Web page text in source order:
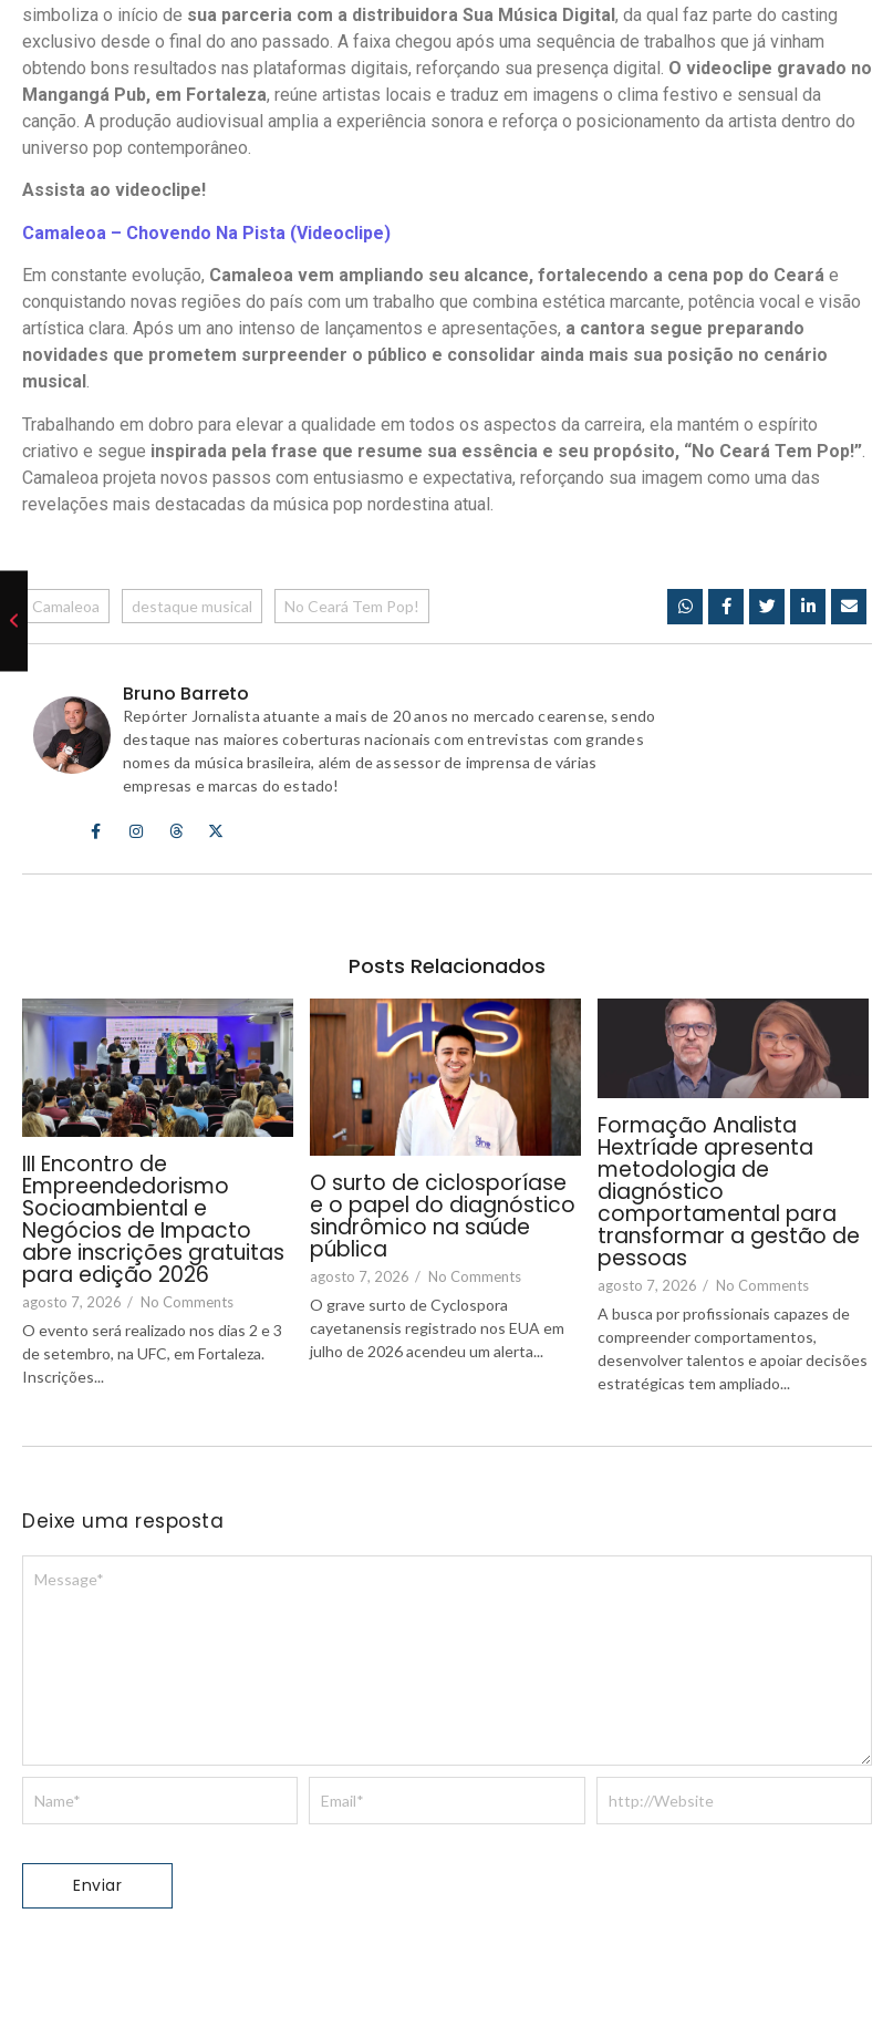
simboliza o início de sua parceria com a distribuidora Sua Música Digital, da qual faz parte do casting
exclusivo desde o final do ano passado. A faixa chegou após uma sequência de trabalhos que já vinham
obtendo bons resultados nas plataformas digitais, reforçando sua presença digital. O videoclipe gravado no
Mangangá Pub, em Fortaleza, reúne artistas locais e traduz em imagens o clima festivo e sensual da
canção. A produção audiovisual amplia a experiência sonora e reforça o posicionamento da artista dentro do
universo pop contemporâneo.
Assista ao videoclipe!
Camaleoa – Chovendo Na Pista (Videoclipe)
Em constante evolução, Camaleoa vem ampliando seu alcance, fortalecendo a cena pop do Ceará e
conquistando novas regiões do país com um trabalho que combina estética marcante, potência vocal e visão
artística clara. Após um ano intenso de lançamentos e apresentações, a cantora segue preparando
novidades que prometem surpreender o público e consolidar ainda mais sua posição no cenário
musical .
Trabalhando em dobro para elevar a qualidade em todos os aspectos da carreira, ela mantém o espírito
criativo e segue inspirada pela frase que resume sua essência e seu propósito, “No Ceará Tem Pop!”
Camaleoa projeta novos passos com entusiasmo e expectativa, reforçando sua imagem como uma das
revelações mais destacadas da música pop nordestina atual.
Camaleoa destaque musical No Ceará Tem Pop!
Bruno Barreto
Repórter Jornalista atuante a mais de 20 anos no mercado cearense, sendo
destaque nas maiores coberturas nacionais com entrevistas com grandes
nomes da música brasileira, além de assessor de imprensa de várias
empresas e marcas do estado!
Posts Relacionados
III Encontro de
Empreendedorismo
Socioambiental e
Negócios de Impacto
abre inscrições gratuitas
para edição 2026
agosto 7, 2026 / No Comments
O evento será realizado nos dias 2 e 3
de setembro, na UFC, em Fortaleza.
Inscrições...
O surto de ciclosporíase
e o papel do diagnóstico
sindrômico na saúde
pública
agosto 7, 2026 / No Comments
O grave surto de Cyclospora
cayetanensis registrado nos EUA em
julho de 2026 acendeu um alerta...
Formação Analista
Hextríade apresenta
metodologia de
diagnóstico
comportamental para
transformar a gestão de
pessoas
agosto 7, 2026 / No Comments
A busca por profissionais capazes de
compreender comportamentos,
desenvolver talentos e apoiar decisões
estratégicas tem ampliado...
Deixe uma resposta